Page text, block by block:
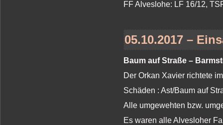
FF Alveslohe: LF 16/12,
05.10.2017 –
Baum auf Straße –
Der Orkan Xavier richtete
Schäden : Ast/Baum auf
Alle umgewehten bzw.
Es waren alle Alvesloher